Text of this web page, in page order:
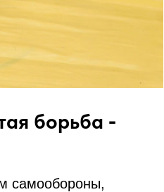
борьба -
самообороны,